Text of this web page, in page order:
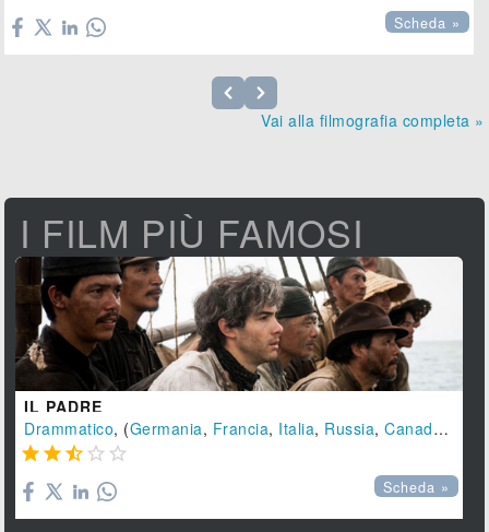
Scheda »
Vai alla filmografia completa »
I FILM PIÙ FAMOSI
IL PADRE
Drammatico, (Germania, Francia, Italia, Russia,Canada ,
    
Scheda »